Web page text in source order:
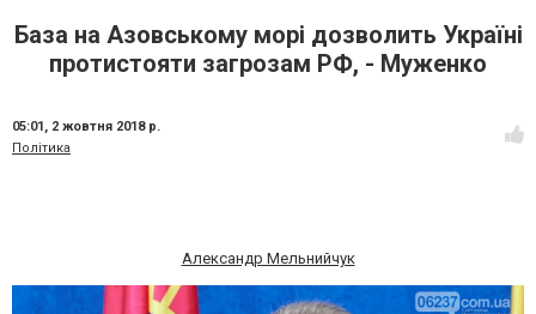
База на Азовському морі дозволить Україні
протистояти загрозам РФ, - Муженко
05:01, 2 жовтня 2018 р.
Політика
Александр Мельнийчук